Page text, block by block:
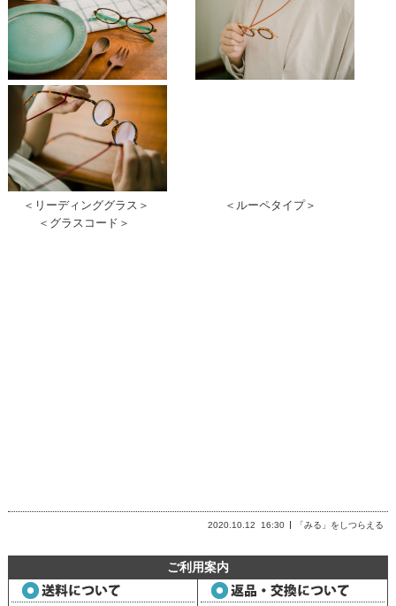
＜リーディンググラス＞
＜ルーペタイプ＞
＜グラスコード＞
2020.10.12 16:30 「みる」をしつらえる
ご利用案内